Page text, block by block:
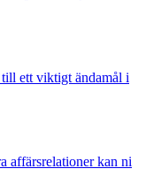
ett viktigt ändamål i
affärsrelationer kan ni